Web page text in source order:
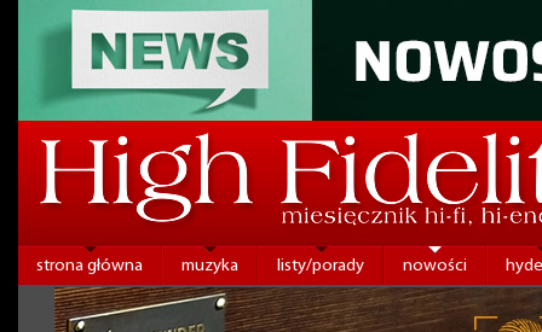
strona główna muzyka listy/porady nowości